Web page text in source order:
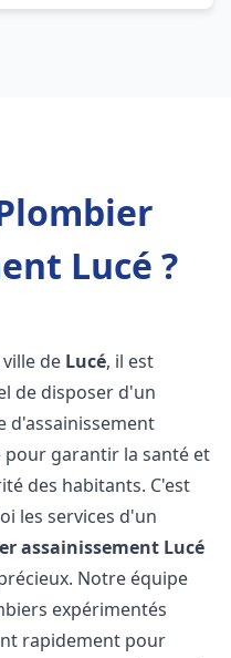
Lucé ?
de Lucé, il est
de disposer d'un
d'assainissement
pour garantir la santé et
des habitants. C'est
les services d'un
assainissement Lucé
Notre équipe
expérimentés
rapidement pour